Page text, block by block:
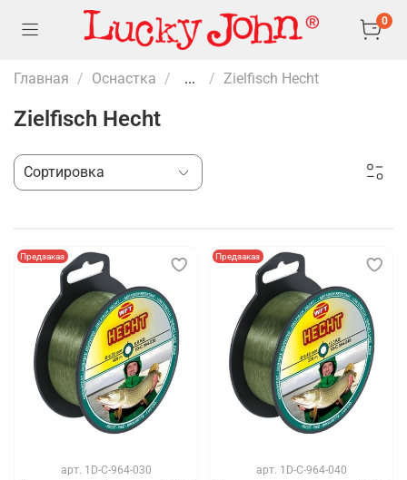
0
Главная Оснастка ... Zielfisch Hecht
Zielfisch Hecht
Предзаказ
арт. 1D-C-964-030
Предзаказ
арт. 1D-C-964-040